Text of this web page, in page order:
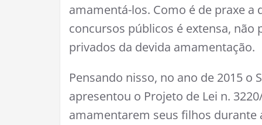
amamentá-los. Como é de praxe a
concursos públicos é extensa,
privados da devida amamentação.
Pensando nisso, no ano de 2015 o
apresentou o Projeto de Lei n.
amamentarem seus filhos durante